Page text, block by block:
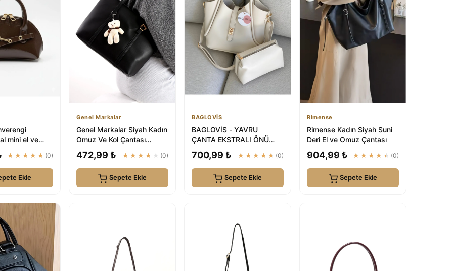
mini el ve
★★★★★ (0)
Ekle
Genel Markalar
Genel Markalar Siyah Kadın
Omuz Ve Kol Çantası
25x34 Ebatında
472,99 ₺ ★★★★★ (0)
Sepete Ekle
BAGLOVİS
BAGLOVİS - YAVRU
ÇANTA EKSTRALI ÖNÜ
KİLİT DETAYLI KREM
KADIN OMUZ ÇANTASI
700,99 ₺ ★★★★★ (0)
Sepete Ekle
Rimense
Rimense Kadın Siyah Suni
Deri El ve Omuz Çantası
904,99 ₺ ★★★★★ (0)
Sepete Ekle